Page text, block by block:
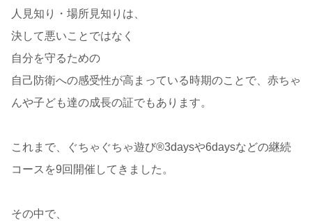
人見知り・場所見知りは、
決して悪いことではなく
自分を守るための
自己防衛への感受性が高まっている時期のことで、赤ちゃ
んや子ども達の成長の証でもあります。
これまで、ぐちゃぐちゃ遊び®3daysや6daysなどの継続
コースを9回開催してきました。
その中で、